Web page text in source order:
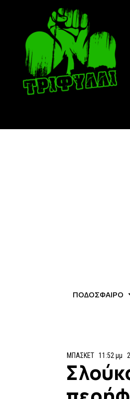
ΠΟΔΟΣΦΑΙΡΟ
ΜΠΑΣΚΕΤ 11:52 μμ